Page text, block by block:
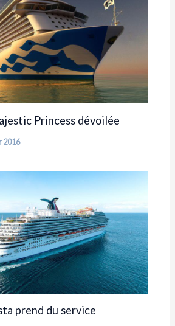
Princess dévoilée
2016
prend du service